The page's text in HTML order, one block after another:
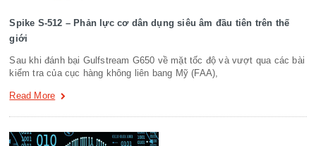
Spike S-512 – Phản lực cơ dân dụng siêu âm đầu tiên trên thế
giới
Sau khi đánh bại Gulfstream G650 về mặt tốc độ và vượt qua các bài
kiểm tra của cục hàng không liên bang Mỹ (FAA),
Read More